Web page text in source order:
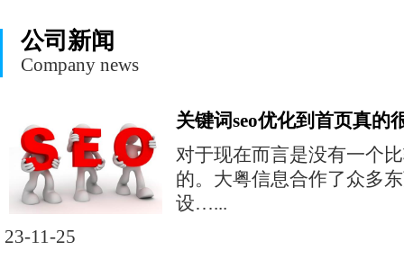
公司新闻
Company news
关键词seo优化到首页真的
对于现在而言是没有一个
的。大粤信息合作了众多
设…...
23-11-25